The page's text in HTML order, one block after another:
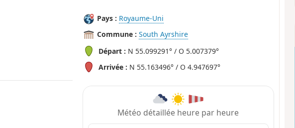
Pays : Royaume-Uni
Commune : South Ayrshire
Départ : N 55.099291° / O 5.007379°
Arrivée : N 55.163496° / O 4.947697°
Météo détaillée heure par heure